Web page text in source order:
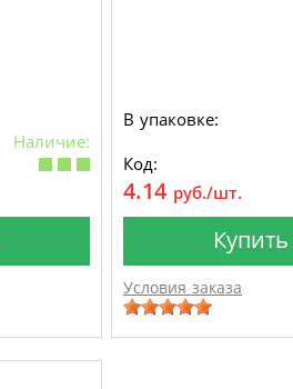
Наличие:
В упаковке:
Код:
4.14 руб./шт.
Купить
Условия заказа